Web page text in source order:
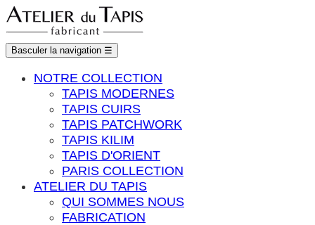
Basculer la navigation ☰
NOTRE COLLECTION
TAPIS MODERNES
TAPIS CUIRS
TAPIS PATCHWORK
TAPIS KILIM
TAPIS D'ORIENT
PARIS COLLECTION
ATELIER DU TAPIS
QUI SOMMES NOUS
FABRICATION